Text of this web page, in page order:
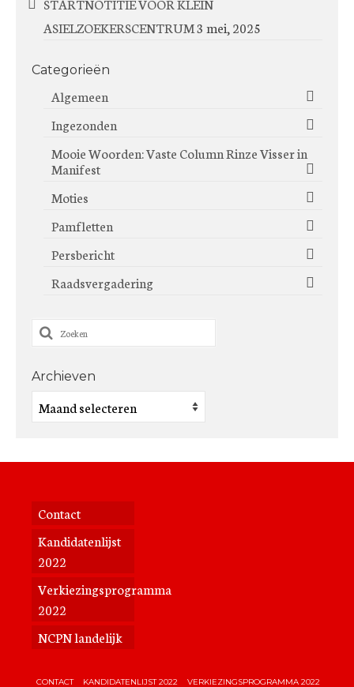
STARTNOTITIE VOOR KLEIN
ASIELZOEKERSCENTRUM3 mei, 2025
Categorieën
Algemeen
Ingezonden
Mooie Woorden: Vaste Column Rinze Visser in
Manifest
Moties
Pamfletten
Persbericht
Raadsvergadering
Zoeken
naar:
Archieven
Archieven
Contact
Kandidatenlijst
2022
Verkiezingsprogramma
2022
NCPN landelijk
CONTACT KANDIDATENLIJST 2022 VERKIEZINGSPROGRAMMA 2022